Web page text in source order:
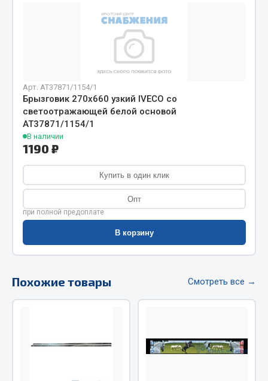
Соединительные элементы
Адаптеры и переходники
Трубки, муфты, гайки
Угольники
Фитинги
Штуцеры
Весь раздел
Инструмент
Автомобильный инструмент
Измерительный инструмент
Режущий инструмент
Силовое оборудование
Арт. AT37871/1154/1
Брызговик 270х660 узкий IVECO со
светоотражающей белой основой
АТ37871/1154/1
В наличии
1190 ₽
Купить в один клик
Опт
при полной предоплате
В корзину
Похожие товары Смотреть все →